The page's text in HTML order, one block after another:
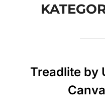
Treadlite by